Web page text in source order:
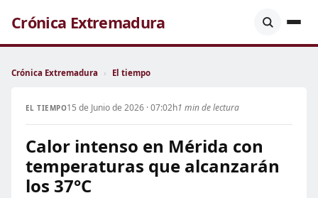
Crónica Extremadura
Crónica Extremadura › El tiempo
EL TIEMPO15 de Junio de 2026 · 07:02h1 min de lectura
Calor intenso en Mérida con
temperaturas que alcanzarán
los 37°C